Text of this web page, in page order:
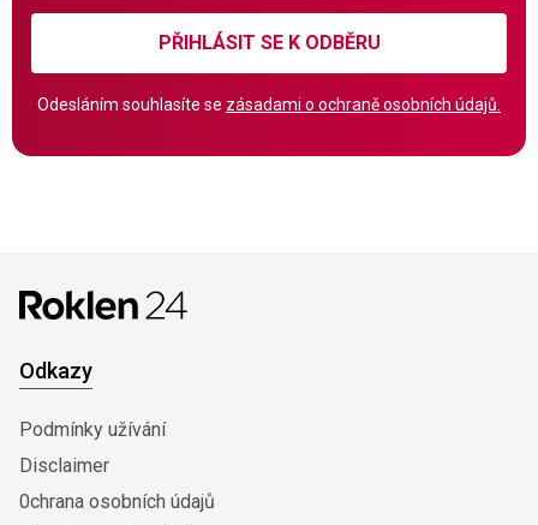
PŘIHLÁSIT SE K ODBĚRU
Odesláním souhlasíte se zásadami o ochraně osobních údajů.
Odkazy
Podmínky užívání
Disclaimer
0chrana osobních údajů